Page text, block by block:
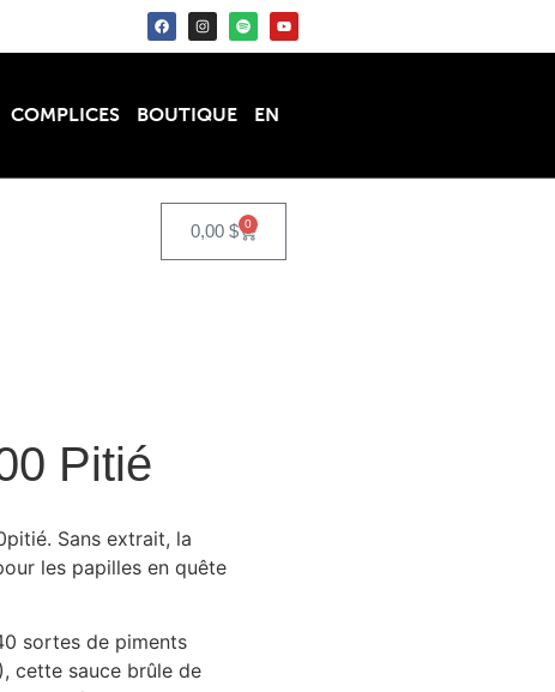
COMPLICES BOUTIQUE EN
0,00 $ 0
Pitié
Sans extrait, la
les papilles en quête
sortes de piments
cette sauce brûle de